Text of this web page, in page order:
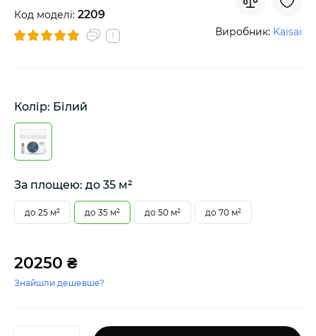
Код моделі: 2209
1 Виробник: Kaisai
Колір: Білий
За площею: до 35 м²
до 25 м² до 35 м² до 50 м² до 70 м²
20250 ₴
Знайшли дешевше?